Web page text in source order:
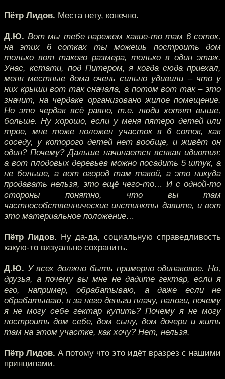
Пётр Лидов. Места нету, конечно.
Д.Ю. Вот мы тебе нарежем какие-то там 6 соток,
на этих 6 сотках ты можешь построить дом
только вот такого размера, только в один этаж.
Унас, кстати, под Питером, я когда сюда приехал,
меня местные дома очень сильно удивили – что у
них крыши вот так сначала, а потом вот так – это
значит, на чердаке организовано жилое помещение.
Но это чердак всё равно, т.е. люди хотят выше,
больше. Ну хорошо, если у меня пятеро детей или
трое, мне тоже положен участок в 6 соток, как
соседу, у которого детей нет вообще, и живёт он
один? Почему? Дальше начинается всякая идиотия:
а вот плодовых деревьев можно посадить 5 штук, а
не больше, а вот огород там такой, а это никуда
продавать нельзя, это ещё чего-то… И с одной-то
стороны понятно, что вы там
частнособственнические инстинкты давите, и вот
это материальное положение…
Пётр Лидов. Ну да-да, социальную справедливость
какую-то визуально сохранить.
Д.Ю. У всех должно быть примерно одинаковое. Но,
друзья, а почему вы мне не дадите гектар, если я
его, например, обрабатываю, а даже если не
обрабатываю, я за него деньги плачу, налоги, почему
я не могу себе гектар купить? Почему я не могу
построить дом себе, дом сыну, дом дочери и жить
там на этом участке, как хочу? Нет, нельзя.
Пётр Лидов. А потому что это идёт вразрез с нашими
принципами.